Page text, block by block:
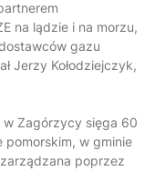
na lądzie i na morzu,
gazu
Jerzy Kołodziejczyk,
w Zagórzycy sięga 60
pomorskim, w gminie
poprzez